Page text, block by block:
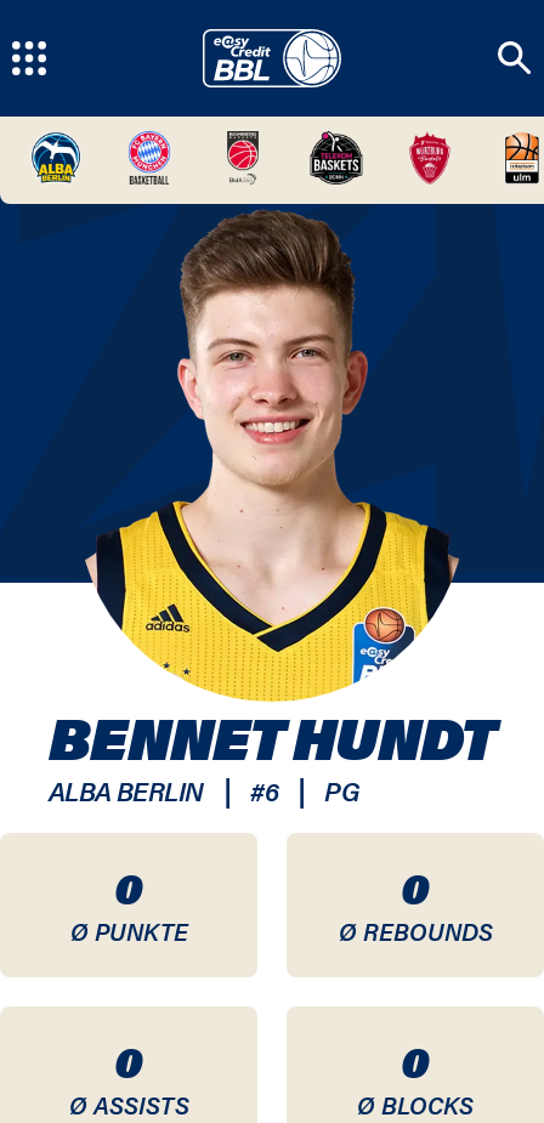
0
Ø PUNKTE
0
Ø REBOUNDS
0
Ø ASSISTS
0
Ø BLOCKS
BENNET HUNDT
ALBA BERLIN | #6 | PG